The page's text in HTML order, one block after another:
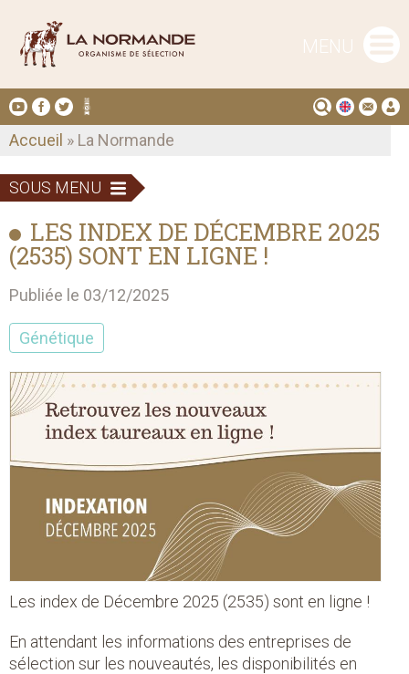
MENU
Accueil » La Normande
SOUS MENU
LES INDEX DE DÉCEMBRE 2025
(2535) SONT EN LIGNE !
Publiée le 03/12/2025
Génétique
Les index de Décembre 2025 (2535) sont en ligne !
En attendant les informations des entreprises de
sélection sur les nouveautés, les disponibilités en